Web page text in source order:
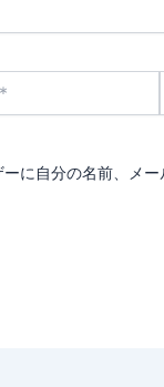
に自分の名前、メー